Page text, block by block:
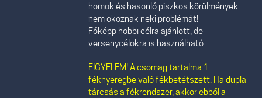
homok és hasonló piszkos körülmények
nem okoznak neki problémát!
Főképp hobbi célra ajánlott, de
versenycélokra is használható.
FIGYELEM! A csomag tartalma 1
féknyeregbe való fékbetétszett. Ha dupla
tárcsás a fékrendszer, akkor ebből a